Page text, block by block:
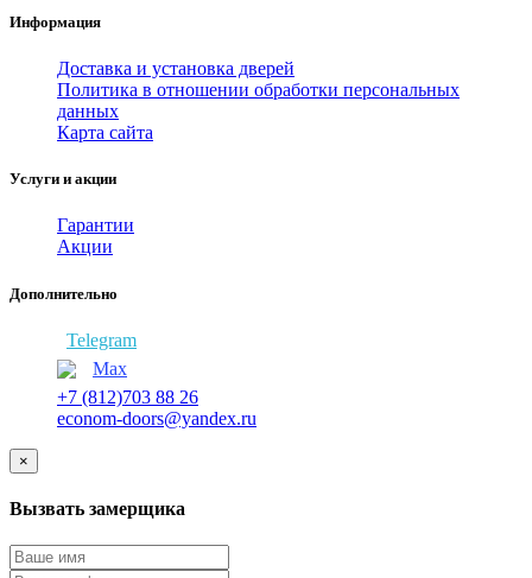
Информация
Доставка и установка дверей
Политика в отношении обработки персональных
данных
Карта сайта
Услуги и акции
Гарантии
Акции
Дополнительно
Telegram
Max
+7 (812)703 88 26
econom-doors@yandex.ru
×
Вызвать замерщика